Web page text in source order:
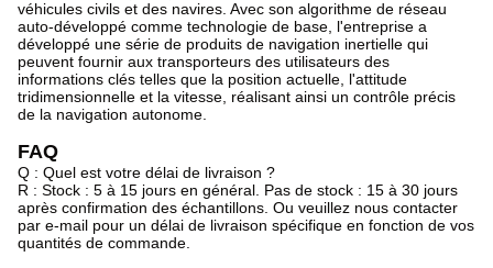
véhicules civils et des navires. Avec son algorithme de réseau
auto-développé comme technologie de base, l'entreprise a
développé une série de produits de navigation inertielle qui
peuvent fournir aux transporteurs des utilisateurs des
informations clés telles que la position actuelle, l'attitude
tridimensionnelle et la vitesse, réalisant ainsi un contrôle précis
de la navigation autonome.
FAQ
Q : Quel est votre délai de livraison ?
R : Stock : 5 à 15 jours en général. Pas de stock : 15 à 30 jours
après confirmation des échantillons. Ou veuillez nous contacter
par e-mail pour un délai de livraison spécifique en fonction de vos
quantités de commande.